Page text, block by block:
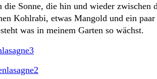
die Sonne, die hin und wieder
Kohlrabi, etwas Mangold und ein
was in meinem Garten so wächst.